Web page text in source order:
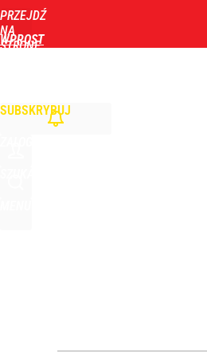
PRZEJDŹ
NA
STRONĘ
WPROST
SUBSKRYBUJ
3